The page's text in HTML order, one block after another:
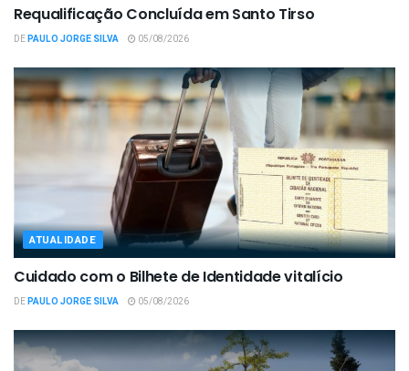
Requalificação Concluída em Santo Tirso
DEPAULO JORGE SILVA 05/08/2026
ATUALIDADE
Cuidado com o Bilhete de Identidade vitalício
DEPAULO JORGE SILVA 05/08/2026